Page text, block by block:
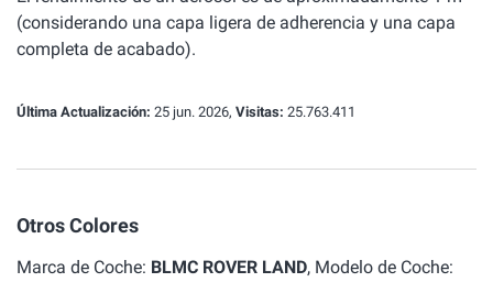
(considerando una capa ligera de adherencia y una capa
completa de acabado).
Última Actualización: 25 jun. 2026, Visitas: 25.763.411
Otros Colores
Marca de Coche: BLMC ROVER LAND, Modelo de Coche: